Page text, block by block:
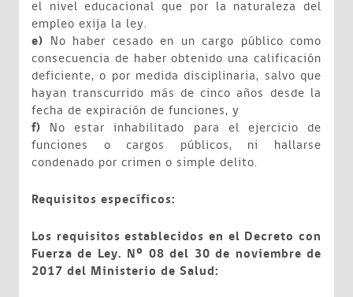
el nivel educacional que por la naturaleza del
empleo exija la ley.
e) No haber cesado en un cargo público como
consecuencia de haber obtenido una calificación
deficiente, o por medida disciplinaria, salvo que
hayan transcurrido más de cinco años desde la
fecha de expiración de funciones, y
f) No estar inhabilitado para el ejercicio de
funciones o cargos públicos, ni hallarse
condenado por crimen o simple delito.
Requisitos específicos:
Los requisitos establecidos en el Decreto con
Fuerza de Ley. Nº 08 del 30 de noviembre de
2017 del Ministerio de Salud: